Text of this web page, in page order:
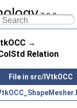
7.9.0
→
Relation
File in src/IVtkOCC